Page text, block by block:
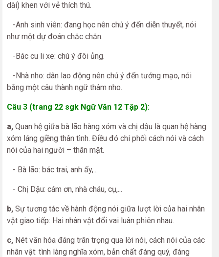
dài) khen với vẻ thích thú.
-Anh sinh viên: đang học nên chú ý đến diễn thuyết, nói
như một dự đoán chắc chắn.
-Bác cu li xe: chú ý đôi ủng.
-Nhà nho: dân lao động nên chú ý đến tướng mạo, nói
bằng một câu thành ngữ thâm nho.
Câu 3 (trang 22 sgk Ngữ Văn 12 Tập 2):
a, Quan hệ giữa bà lão hàng xóm và chị dậu là quan hệ hàng
xóm láng giềng thân tình. Điều đó chi phối cách nói và cách
nói của hai người – thân mật.
- Bà lão: bác trai, anh ấy,...
- Chị Dậu: cám ơn, nhà cháu, cụ,...
b, Sự tương tác về hành động nói giữa lượt lời của hai nhân
vật giao tiếp: Hai nhân vật đổi vai luân phiên nhau.
c, Nét văn hóa đáng trân trọng qua lời nói, cách nói của các
nhân vật: tình làng nghĩa xóm, bản chất đáng quý, đáng